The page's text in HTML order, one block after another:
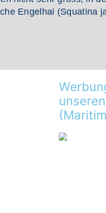
Engelhai (Squatina